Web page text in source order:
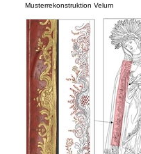
Musterrekonstruktion Velum